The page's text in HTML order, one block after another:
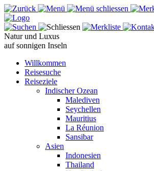
Natur und Luxus
auf sonnigen Inseln
Willkommen
Reisesuche
Reiseziele
Indischer Ozean
Malediven
Seychellen
Mauritius
La Réunion
Sansibar
Asien
Indonesien
Thailand